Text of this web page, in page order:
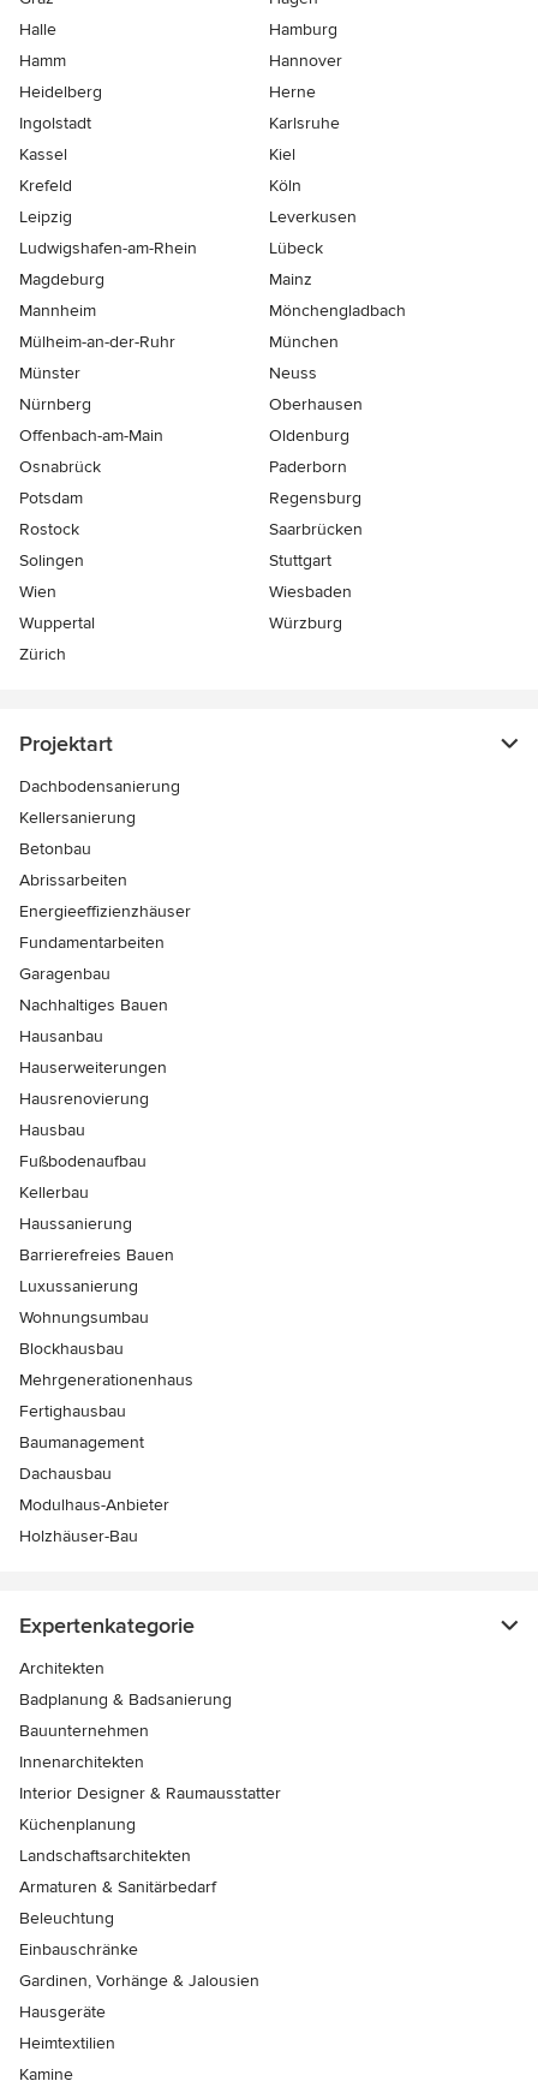
Halle
Hamburg
Hamm
Hannover
Heidelberg
Herne
Ingolstadt
Karlsruhe
Kassel
Kiel
Krefeld
Köln
Leipzig
Leverkusen
Ludwigshafen-am-Rhein
Lübeck
Magdeburg
Mainz
Mannheim
Mönchen­gladbach
Mülheim-an-der-Ruhr
München
Münster
Neuss
Nürnberg
Oberhausen
Offenbach-am-Main
Oldenburg
Osnabrück
Paderborn
Potsdam
Regensburg
Rostock
Saarbrücken
Solingen
Stuttgart
Wien
Wiesbaden
Wuppertal
Würzburg
Zürich
Projektart
Dachbodensanierung
Kellersanierung
Betonbau
Abrissarbeiten
Energieeffizienzhäuser
Fundamentarbeiten
Garagenbau
Nachhaltiges Bauen
Hausanbau
Hauserweiterungen
Hausrenovierung
Hausbau
Fußbodenaufbau
Kellerbau
Haussanierung
Barrierefreies Bauen
Luxussanierung
Wohnungsumbau
Blockhausbau
Mehrgenerationenhaus
Fertighausbau
Baumanagement
Dachausbau
Modulhaus-Anbieter
Holzhäuser-Bau
Expertenkategorie
Architekten
Badplanung & Badsanierung
Bauunternehmen
Innenarchitekten
Interior Designer & Raumausstatter
Küchenplanung
Landschaftsarchitekten
Armaturen & Sanitärbedarf
Beleuchtung
Einbauschränke
Gardinen, Vorhänge & Jalousien
Hausgeräte
Heimtextilien
Kamine